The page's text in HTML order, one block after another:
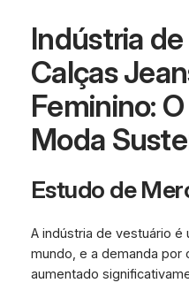
Indústria
Calças
Feminino:
Moda
Estudo de
A indústria de vestuário
mundo, e a demanda por
aumentado